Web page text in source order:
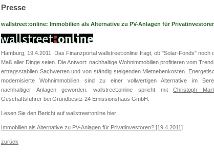
Presse
wallstreet:online: Immobilien als Alternative zu PV-Anlagen für
Hamburg, 19.4.2011. Das Finanzportal wallstreet:online fragt, ob "Solar-Fonds" noch
Maß aller Dinge seien. Die Antwort: nachhaltige Wohnimmobilien profitieren vom
ertragsstabilen Sachwerten und von ständig steigenden Mietnebenkosten.
modernisierte Wohnimmobilien sind zu einer vollwertigen Alternative im
nachhaltiger Anlagen geworden. wallstreet:online spricht mitChristoph
Geschäftsführer bei Grundbesitz 24 Emissionshaus GmbH.
Lesen Sie den Bericht auf wallstreet:online hier:
Immobilien als Alternative zu PV-Anlagen für Privatinvestoren? [19.4.2011]
zurück